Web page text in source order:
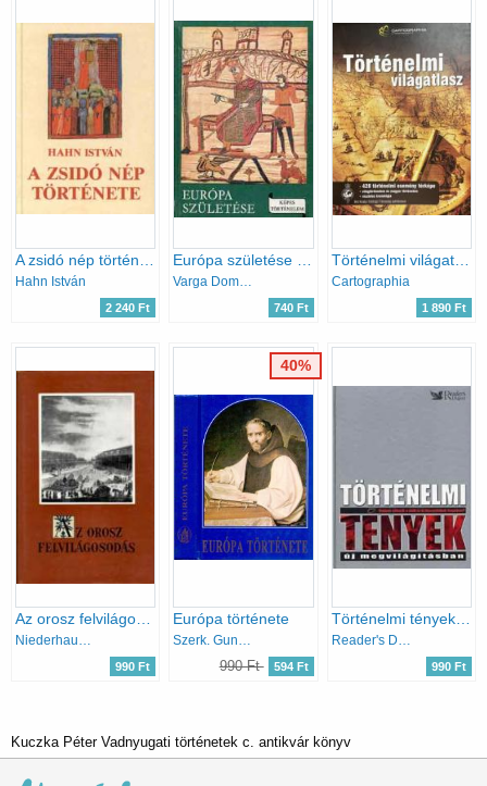
A zsidó nép története
Hahn István
2 240 Ft
Európa születése (Képes történelem)
Varga Domokos-Vekerdi László
740 Ft
Történelmi világatlasz
Cartographia
1 890 Ft
Niederhauser Emil
990 Ft
Európa története
Szerk. Gunst Péter
990 Ft 594 Ft
40%
Történelmi tények-új megvilágításban
Reader's Digest Kiadó Kft.
990 Ft
Kuczka Péter Vadnyugati történetek c. antikvár könyv